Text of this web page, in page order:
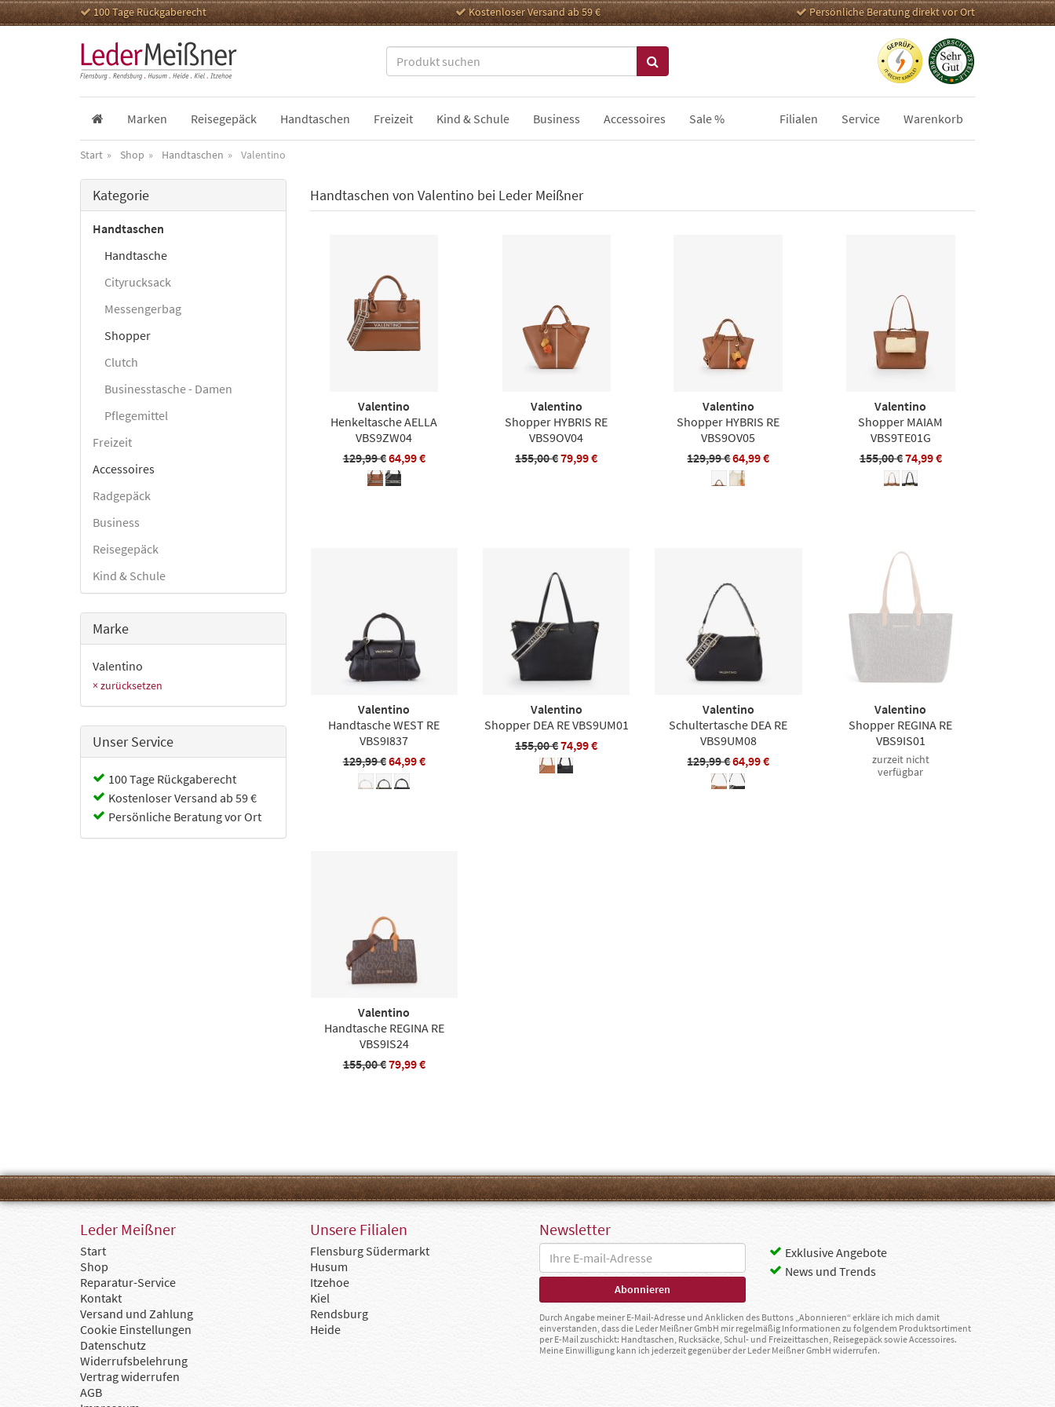
100 Tage Rückgaberecht Kostenloser Versand ab 59 € Persönliche Beratung direkt vor Ort
Marken Reisegepäck Handtaschen Freizeit Kind & Schule Business Accessoires Sale % Filialen Service Warenkorb
Start Shop Handtaschen Valentino
Kategorie
Handtaschen
Handtasche
Cityrucksack
Messengerbag
Shopper
Clutch
Businesstasche - Damen
Pflegemittel
Freizeit
Accessoires
Radgepäck
Business
Reisegepäck
Kind & Schule
Marke
Valentino
× zurücksetzen
Unser Service
100 Tage Rückgaberecht
Kostenloser Versand ab 59 €
Persönliche Beratung vor Ort
Handtaschen von Valentino bei Leder Meißner
Valentino
Henkeltasche AELLA
VBS9ZW04
129,99 €64,99 €
Valentino
Shopper HYBRIS RE
VBS9OV04
155,00 €79,99 €
Valentino
Shopper HYBRIS RE
VBS9OV05
129,99 €64,99 €
Valentino
Shopper MAIAM
VBS9TE01G
155,00 €74,99 €
Valentino
Handtasche WEST RE
VBS9I837
129,99 €64,99 €
Valentino
Shopper DEA RE VBS9UM01
155,00 €74,99 €
Valentino
Schultertasche DEA RE
VBS9UM08
129,99 €64,99 €
Valentino
Shopper REGINA RE
VBS9IS01
zurzeit nicht
verfügbar
Valentino
Handtasche REGINA RE
VBS9IS24
155,00 €79,99 €
Leder Meißner
Start
Shop
Reparatur-Service
Kontakt
Versand und Zahlung
Cookie Einstellungen
Datenschutz
Widerrufsbelehrung
Vertrag widerrufen
AGB
Unsere Filialen
Flensburg Südermarkt
Husum
Itzehoe
Kiel
Rendsburg
Heide
Newsletter
Exklusive Angebote
News und Trends
Durch Angabe meiner E-Mail-Adresse und Anklicken des Buttons „Abonnieren“ erkläre ich mich damit
einverstanden, dass die Leder Meißner GmbH mir regelmäßig Informationen zu folgendem Produktsortiment
per E-Mail zuschickt: Handtaschen, Rucksäcke, Schul- und Freizeittaschen, Reisegepäck sowie Accessoires.
Meine Einwilligung kann ich jederzeit gegenüber der Leder Meißner GmbH widerrufen.